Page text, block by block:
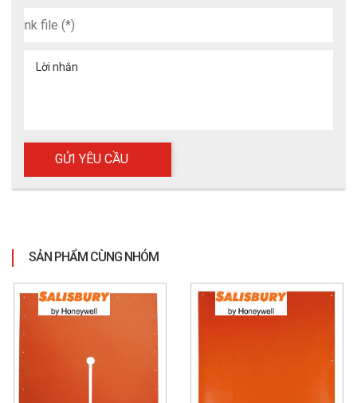
Lời nhắn
SẢN PHẨM CÙNG NHÓM